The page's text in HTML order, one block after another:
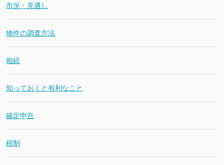
市況・見通し
物件の調査方法
相続
知っておくと有利なこと
確定申告
税制